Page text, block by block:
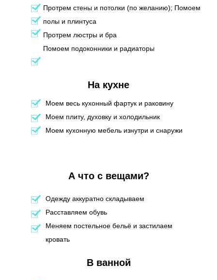
На кухне
В ванной
А что с вещами?
Протрем стены и потолки (по желанию); Помоем
полы и плинтуса
Протрем люстры и бра
Помоем подоконники и радиаторы
Моем весь кухонный фартук и раковину
Моем плиту, духовку и холодильник
Моем кухонную мебель изнутри и снаружи
Одежду аккуратно складываем
Расставляем обувь
Меняем постельное бельё и застилаем
кровать